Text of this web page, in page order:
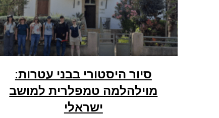
סיור היסטורי בבני עטרות:
מוילהלמה טמפלרית למושב
ישראלי